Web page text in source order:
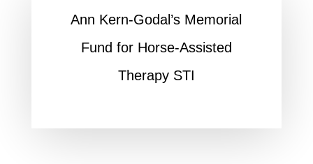
Ann Kern-Godal’s Memorial
Fund for Horse-Assisted
Therapy STI